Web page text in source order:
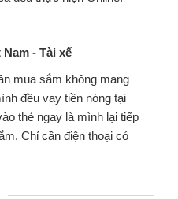
Cấn Văn Lực - Tạp hóa
Tôi kinh doanh buôn bán nhỏ lẻ
nhiều lúc cần vốn nhập hàng, nhờ
đến website qua bạn bè giới thiệu
đã giải quyết được công việc của